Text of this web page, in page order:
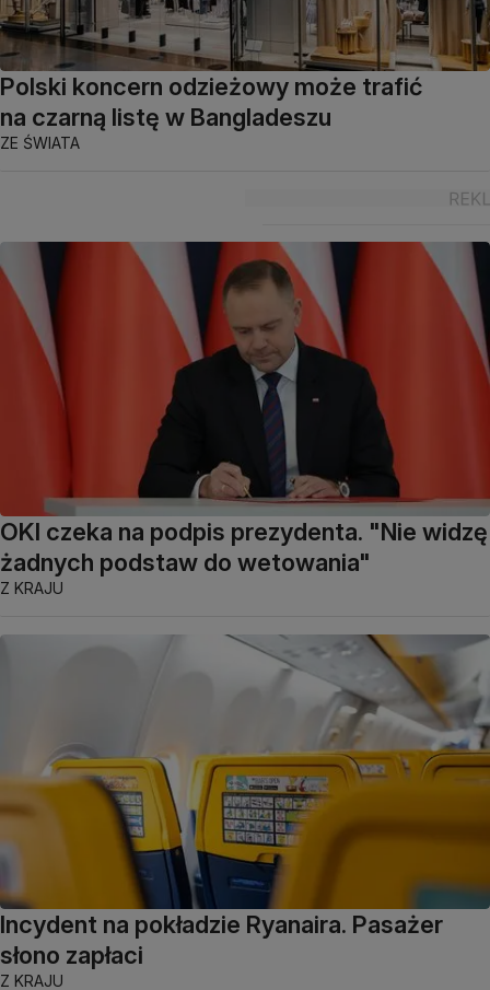
Polski koncern odzieżowy może trafić
na czarną listę w Bangladeszu
ZE ŚWIATA
OKI czeka na podpis prezydenta. "Nie widzę
żadnych podstaw do wetowania"
Z KRAJU
Incydent na pokładzie Ryanaira. Pasażer
słono zapłaci
Z KRAJU